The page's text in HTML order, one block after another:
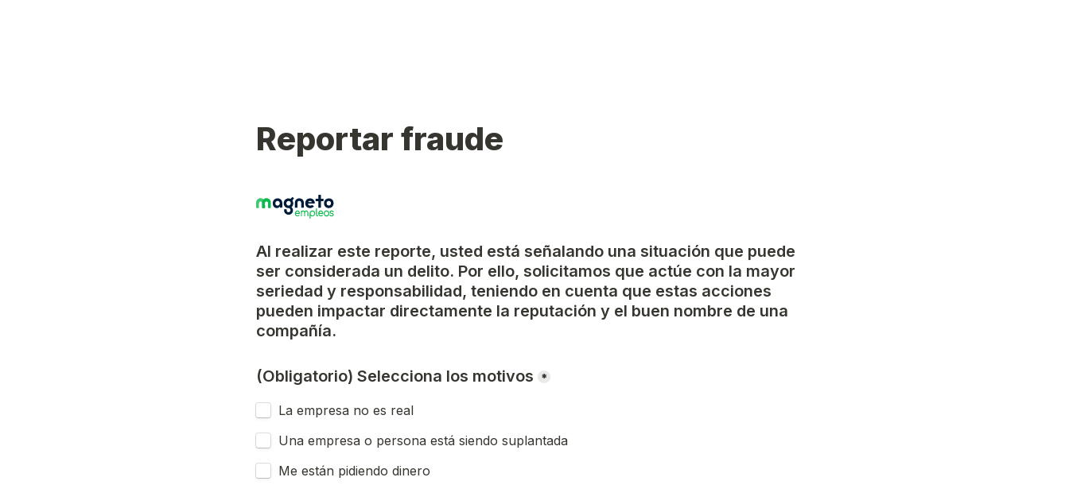
Reportar fraude
Al realizar este reporte, usted está señalando una situación que puede
ser considerada un delito. Por ello, solicitamos que actúe con la mayor
seriedad y responsabilidad, teniendo en cuenta que estas acciones
pueden impactar directamente la reputación y el buen nombre de una
compañía.
(Obligatorio) Selecciona los motivos *
La empresa no es real
Una empresa o persona está siendo suplantada
Me están pidiendo dinero